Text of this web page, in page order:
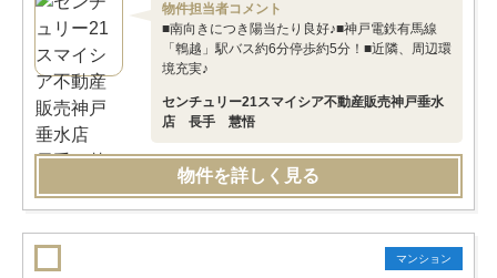
物件担当者コメント
■南向きにつき陽当たり良好♪■神戸電鉄有馬線
「鵯越」駅バス約6分停歩約5分！■近隣、周辺環
境充実♪
センチュリー21スマイシア不動産販売神戸垂水
店 長手 慧悟
物件を詳しく見る
マンション